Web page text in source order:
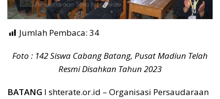
Jumlah Pembaca: 34
Foto : 142 Siswa Cabang Batang, Pusat Madiun Telah
Resmi Disahkan Tahun 2023
BATANG I shterate.or.id – Organisasi Persaudaraan